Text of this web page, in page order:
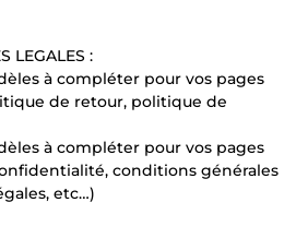
LEGALES :
à compléter pour vos pages
de retour, politique de
à compléter pour vos pages
conditions générales
etc…)